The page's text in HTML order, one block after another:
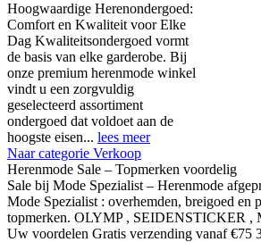
Hoogwaardige Herenondergoed:
Comfort en Kwaliteit voor Elke
Dag Kwaliteitsondergoed vormt
de basis van elke garderobe. Bij
onze premium herenmode winkel
vindt u een zorgvuldig
geselecteerd assortiment
ondergoed dat voldoet aan de
hoogste eisen... lees meer
Naar categorie Verkoop
Herenmode Sale – Topmerken voordelig
Sale bij Mode Spezialist – Herenmode
Mode Spezialist : overhemden, breigoed en
topmerken. OLYMP , SEIDENSTICKER ,
Uw voordelen Gratis verzending vanaf €75